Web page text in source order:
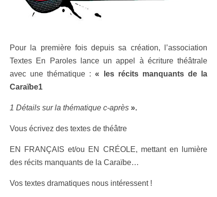
Pour la première fois depuis sa création, l’association
Textes En Paroles lance un appel à écriture théâtrale
avec une thématique :« les récits manquants de la
Caraïbe1
1 Détails sur la thématique c-après ».
Vous écrivez des textes de théâtre
EN FRANÇAIS et/ou EN CRÉOLE, mettant en lumière
des récits manquants de la Caraïbe…
Vos textes dramatiques nous intéressent !